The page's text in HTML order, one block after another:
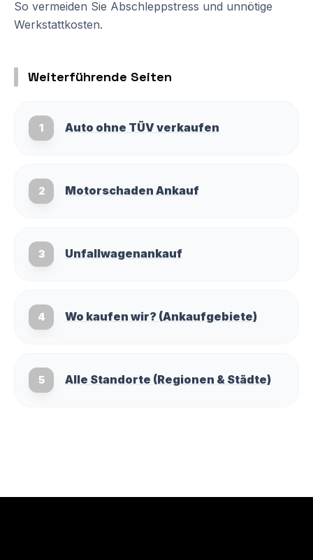
So vermeiden Sie Abschleppstress und unnötige
Werkstattkosten.
Weiterführende Seiten
1 Auto ohne TÜV verkaufen
2 Motorschaden Ankauf
3 Unfallwagenankauf
4 Wo kaufen wir? (Ankaufgebiete)
5 Alle Standorte (Regionen & Städte)